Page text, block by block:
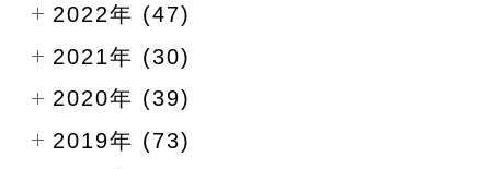
2022年 (47)
2021年 (30)
2020年 (39)
2019年 (73)